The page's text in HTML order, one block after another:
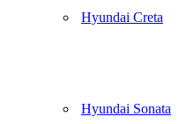
Hyundai Creta
Hyundai Sonata